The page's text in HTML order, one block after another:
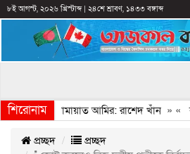
৮ই আগস্ট, ২০২৬ খ্রিস্টাব্দ| ২৪শে শ্রাবণ, ১৪৩৩ বঙ্গাব্দ
শিরোনাম
করেন জামায়াত আমির: রাশেদ খাঁন » «
প্রচ্ছদ
প্রচ্ছদ